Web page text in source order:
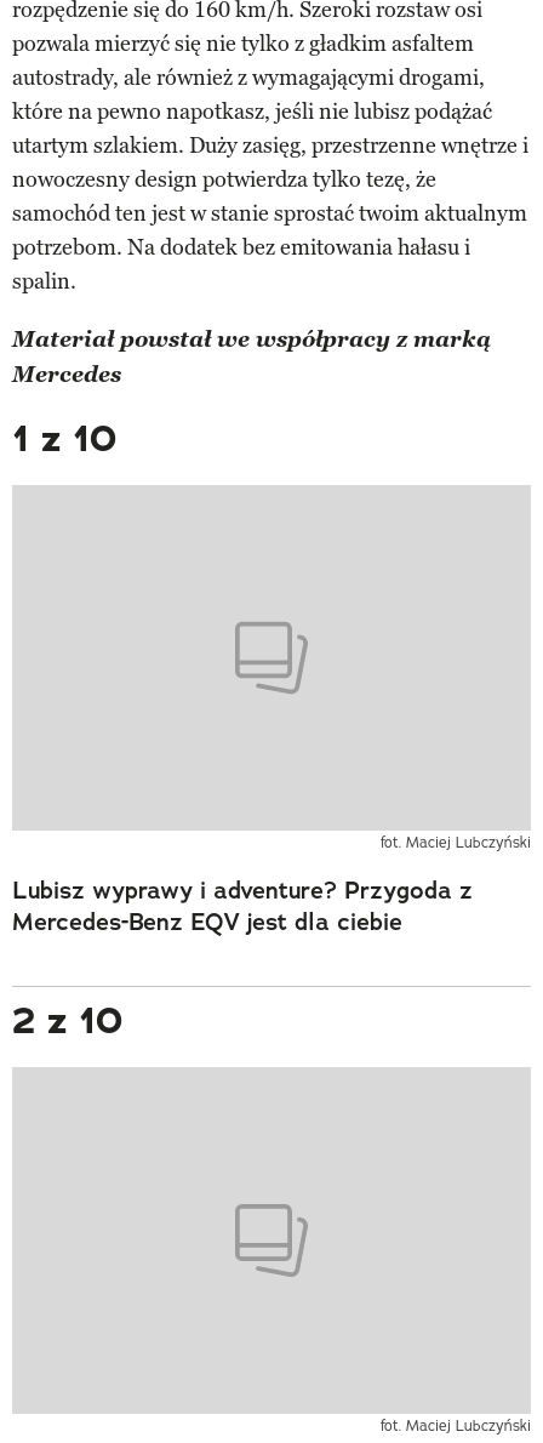
rozpędzenie się do 160 km/h. Szeroki rozstaw osi
pozwala mierzyć się nie tylko z gładkim asfaltem
autostrady, ale również z wymagającymi drogami,
które na pewno napotkasz, jeśli nie lubisz podążać
utartym szlakiem. Duży zasięg, przestrzenne wnętrze i
nowoczesny design potwierdza tylko tezę, że
samochód ten jest w stanie sprostać twoim aktualnym
potrzebom. Na dodatek bez emitowania hałasu i
spalin.
Materiał powstał we współpracy z marką
Mercedes
1 z 10
fot. Maciej Lubczyński
Lubisz wyprawy i adventure? Przygoda z
Mercedes-Benz EQV jest dla ciebie
2 z 10
fot. Maciej Lubczyński